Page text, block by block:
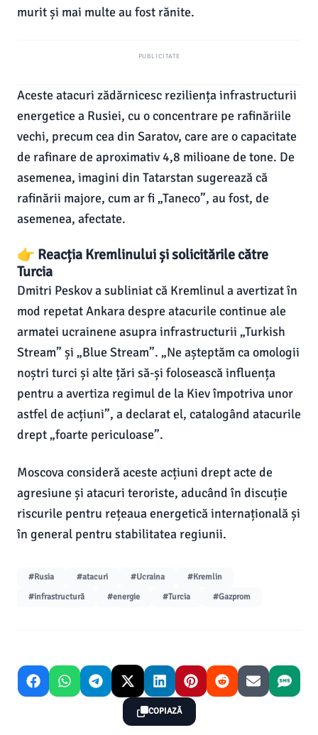
murit și mai multe au fost rănite.
PUBLICITATE
Aceste atacuri zădărnicesc reziliența infrastructurii
energetice a Rusiei, cu o concentrare pe rafinăriile
vechi, precum cea din Saratov, care are o capacitate
de rafinare de aproximativ 4,8 milioane de tone. De
asemenea, imagini din Tatarstan sugerează că
rafinării majore, cum ar fi „Taneco”, au fost, de
asemenea, afectate.
👉 Reacția Kremlinului și solicitările către
Turcia
Dmitri Peskov a subliniat că Kremlinul a avertizat în
mod repetat Ankara despre atacurile continue ale
armatei ucrainene asupra infrastructurii „Turkish
Stream” și „Blue Stream”. „Ne așteptăm ca omologii
noștri turci și alte țări să-și folosească influența
pentru a avertiza regimul de la Kiev împotriva unor
astfel de acțiuni”, a declarat el, catalogând atacurile
drept „foarte periculoase”.
Moscova consideră aceste acțiuni drept acte de
agresiune și atacuri teroriste, aducând în discuție
riscurile pentru rețeaua energetică internațională și
în general pentru stabilitatea regiunii.
#Rusia #atacuri #Ucraina
#Kremlin
#infrastructură
#energie #Turcia #Gazprom
COPIAZĂ